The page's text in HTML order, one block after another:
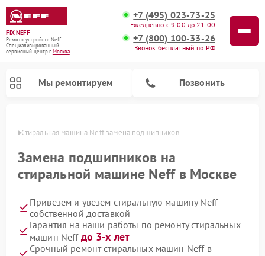
FIX-NEFF
Ремонт устройств Neff
Специализированный
cервисный центр г.Москва
+7 (495) 023-73-25
Ежедневно с 9:00 до 21:00
+7 (800) 100-33-26
Звонок бесплатный по РФ
Мы ремонтируем Позвонить
Стиральная машина Neff замена подшипников
Замена подшипников на
стиральной машине Neff в Москве
Привезем и увезем стиральную машину Neff
собственной доставкой
Гарантия на наши работы по ремонту стиральных
машин Neff до 3-х лет
Срочный ремонт стиральных машин Neff в